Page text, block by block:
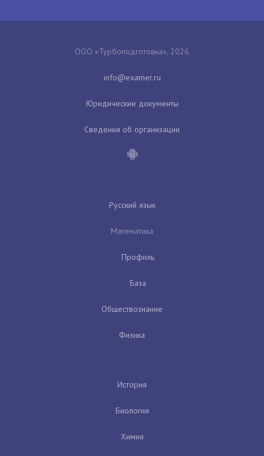
ООО «Турбоподготовка», 2026
Юридические документы
Сведения об организации
Русский язык
Математика
Профиль
База
Обществознание
Физика
История
Биология
Химия